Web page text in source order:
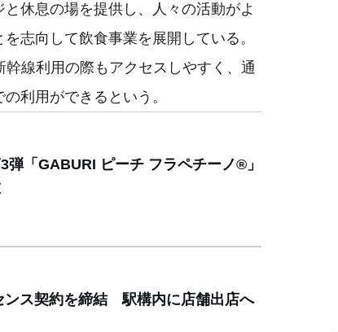
休息の場を提供し、人々の活動がよ
志向して飲食事業を展開している。
線利用の際もアクセスしやすく、通
利用ができるという。
「GABURI ピーチ フラペチーノ®」
ンス契約を締結 駅構内に店舗出店へ